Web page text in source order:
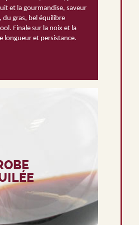
et la gourmandise, saveur
du gras, bel équilibre
Finale sur la noix et la
longueur et persistance.